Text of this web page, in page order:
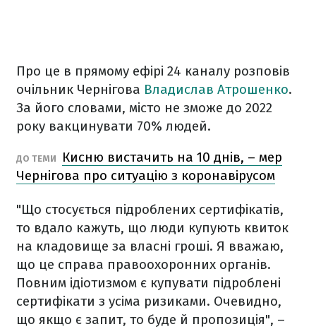
Про це в прямому ефірі 24 каналу розповів
очільник Чернігова Владислав Атрошенко.
За його словами, місто не зможе до 2022
року вакцинувати 70% людей.
ДО ТЕМИ
Кисню вистачить на 10 днів, – мер
Чернігова про ситуацію з коронавірусом
"Що стосується підроблених сертифікатів,
то вдало кажуть, що люди купують квиток
на кладовище за власні гроші. Я вважаю,
що це справа правоохоронних органів.
Повним ідіотизмом є купувати підроблені
сертифікати з усіма ризиками. Очевидно,
що якщо є запит, то буде й пропозиція", –